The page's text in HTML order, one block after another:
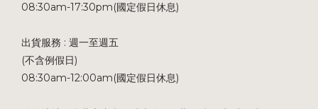
08:30am-17:30pm(國定假日休息)
出貨服務 : 週一至週五
(不含例假日)
08:30am-12:00am(國定假日休息)